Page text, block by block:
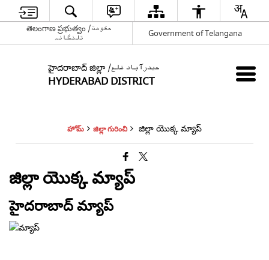
తెలంగాణ ప్రభుత్వం /حکومت
تلنگانہ
Government of Telangana
హైదరాబాద్ జిల్లా /حیدرآباد ضلع
HYDERABAD DISTRICT
హోమ్ జిల్లా గురించి జిల్లా యొక్క మ్యాప్
జిల్లా యొక్క మ్యాప్
హైదరాబాద్ మ్యాప్